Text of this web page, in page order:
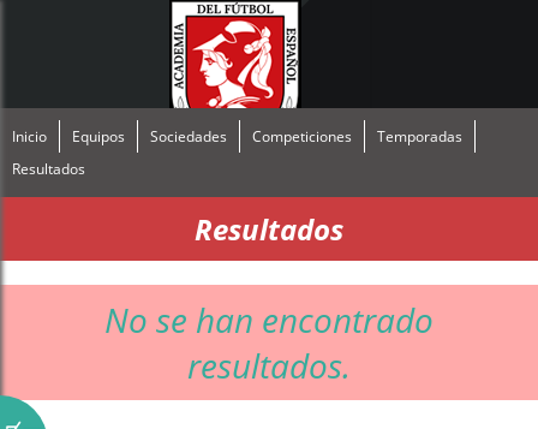
Inicio Equipos Sociedades Competiciones
Temporadas
Resultados
Resultados
No se han encontrado
resultados.